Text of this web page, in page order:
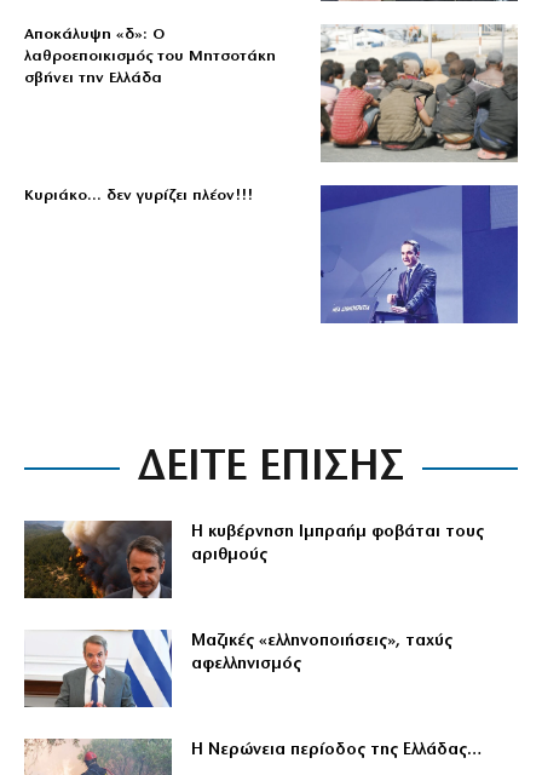
Αποκάλυψη «δ»: Ο
λαθροεποικισμός του Μητσοτάκη
σβήνει την Ελλάδα
Κυριάκο… δεν γυρίζει πλέον!!!
ΔΕΙΤΕ ΕΠΙΣΗΣ
Η κυβέρνηση Ιμπραήμ φοβάται τους
αριθμούς
Μαζικές «ελληνοποιήσεις», ταχύς
αφελληνισμός
Η Νερώνεια περίοδος της Ελλάδας…